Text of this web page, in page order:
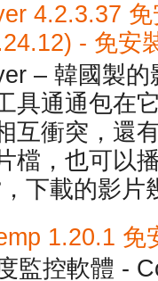
4.2.3.37
- 免安
– 韓國製
具通通包在
互衝突，還
檔，也可以
下載的影片
1.20.1 免
監控軟體 -